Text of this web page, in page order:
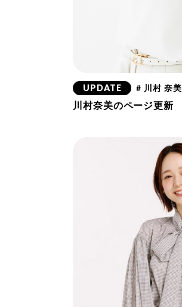
UPDATE # 川村 奈美
川村奈美のページ更新